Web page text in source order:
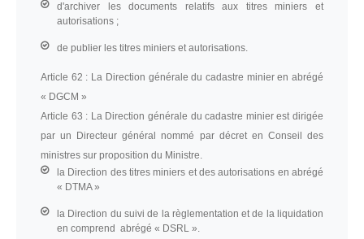
d'archiver les documents relatifs aux titres miniers et
autorisations ;
de publier les titres miniers et autorisations.
Article 62 : La Direction générale du cadastre minier en abrégé
« DGCM »
Article 63 : La Direction générale du cadastre minier est dirigée
par un Directeur général nommé par décret en Conseil des
ministres sur proposition du Ministre.
la Direction des titres miniers et des autorisations en abrégé
« DTMA »
la Direction du suivi de la règlementation et de la liquidation
en comprend abrégé « DSRL ».